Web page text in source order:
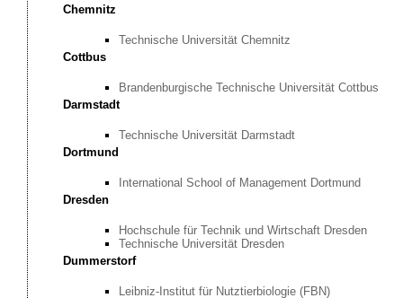
Chemnitz
Technische Universität Chemnitz
Cottbus
Brandenburgische Technische Universität Cottbus
Darmstadt
Technische Universität Darmstadt
Dortmund
International School of Management Dortmund
Dresden
Hochschule für Technik und Wirtschaft Dresden
Technische Universität Dresden
Dummerstorf
Leibniz-Institut für Nutztierbiologie (FBN)